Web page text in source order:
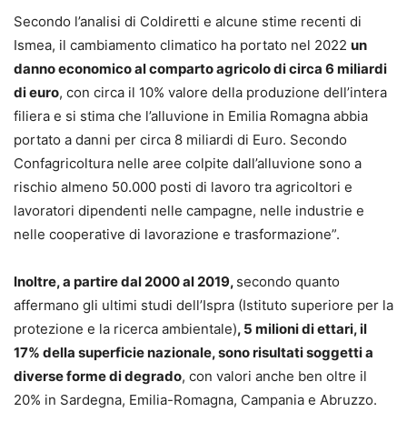
Secondo l’analisi di Coldiretti e alcune stime recenti di
Ismea, il cambiamento climatico ha portato nel 2022 un
danno economico al comparto agricolo di circa 6 miliardi
di euro, con circa il 10% valore della produzione dell’intera
filiera e si stima che l’alluvione in Emilia Romagna abbia
portato a danni per circa 8 miliardi di Euro. Secondo
Confagricoltura nelle aree colpite dall’alluvione sono a
rischio almeno 50.000 posti di lavoro tra agricoltori e
lavoratori dipendenti nelle campagne, nelle industrie e
nelle cooperative di lavorazione e trasformazione”.
Inoltre, a partire dal 2000 al 2019, secondo quanto
affermano gli ultimi studi dell’Ispra (Istituto superiore per la
protezione e la ricerca ambientale), 5 milioni di ettari, il
17% della superficie nazionale, sono risultati soggetti a
diverse forme di degrado, con valori anche ben oltre il
20% in Sardegna, Emilia-Romagna, Campania e Abruzzo.